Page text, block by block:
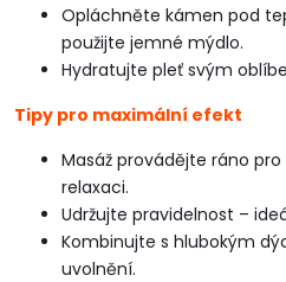
Opláchněte kámen pod
použijte jemné mýdlo.
Hydratujte pleť svým
Tipy pro maximální efekt
Masáž provádějte ráno
relaxaci.
Udržujte pravidelnost –
Kombinujte s hlubokým
uvolnění.